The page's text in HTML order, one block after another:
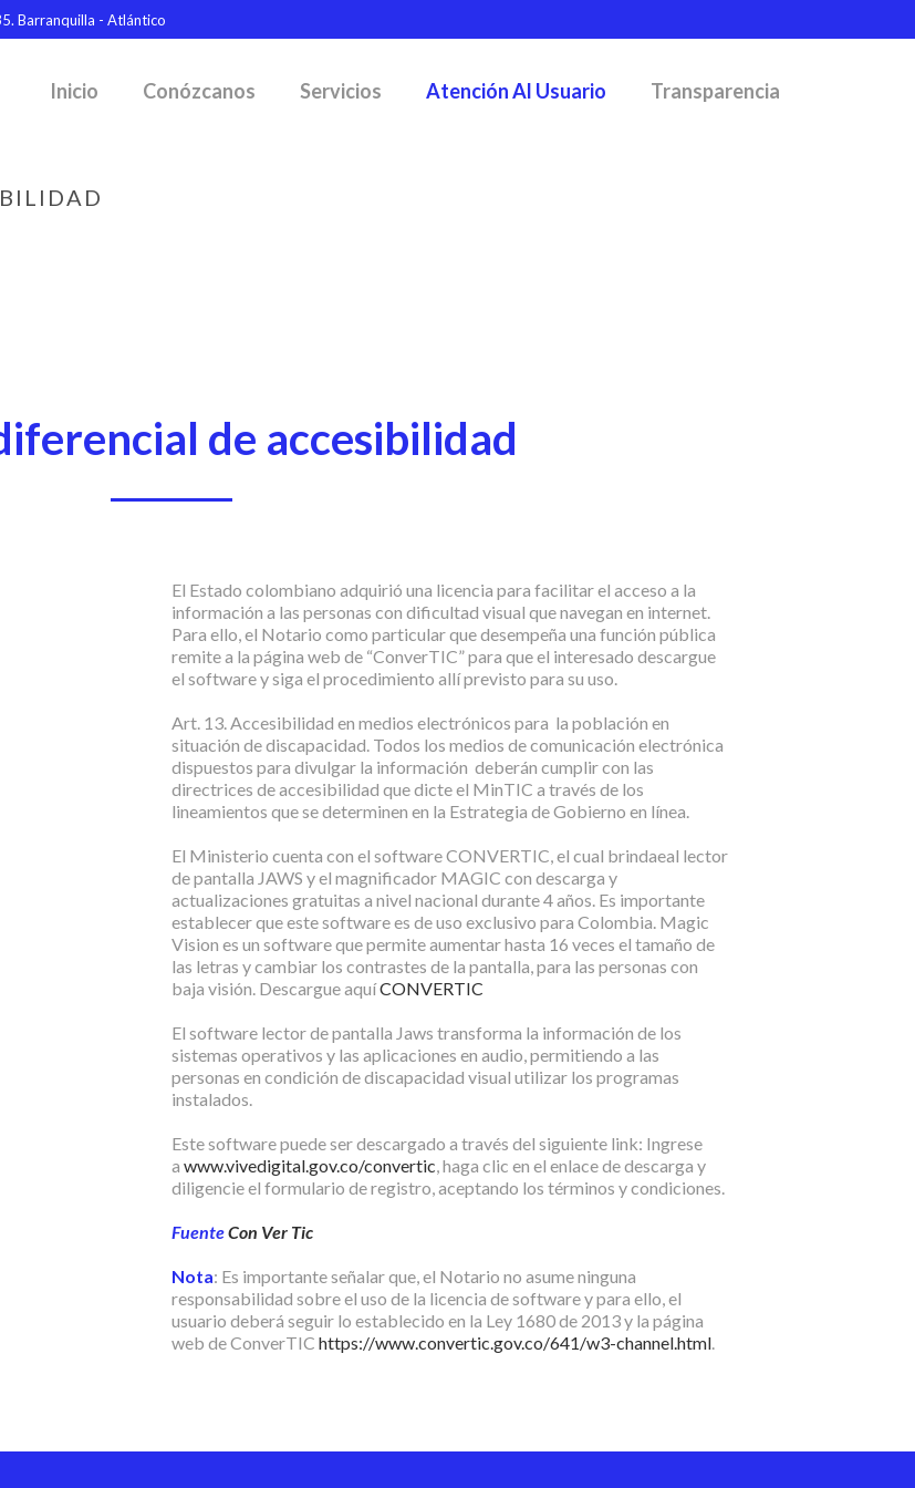
Barranquilla - Atlántico
Inicio Conózcanos Servicios Atención Al Usuario Transparencia
de accesibilidad
El Estado colombiano adquirió una licencia para facilitar el acceso a la
información a las personas con dificultad visual que navegan en internet.
Para ello, el Notario como particular que desempeña una función pública
remite a la página web de “ConverTIC” para que el interesado descargue
el software y siga el procedimiento allí previsto para su uso.
Art. 13. Accesibilidad en medios electrónicos para la población en
situación de discapacidad. Todos los medios de comunicación electrónica
dispuestos para divulgar la información deberán cumplir con las
directrices de accesibilidad que dicte el MinTIC a través de los
lineamientos que se determinen en la Estrategia de Gobierno en línea.
El Ministerio cuenta con el software CONVERTIC, el cual brindaeal lector
de pantalla JAWS y el magnificador MAGIC con descarga y
actualizaciones gratuitas a nivel nacional durante 4 años. Es importante
establecer que este software es de uso exclusivo para Colombia. Magic
Vision es un software que permite aumentar hasta 16 veces el tamaño de
las letras y cambiar los contrastes de la pantalla, para las personas con
baja visión. Descargue aquíCONVERTIC
El software lector de pantalla Jaws transforma la información de los
sistemas operativos y las aplicaciones en audio, permitiendo a las
personas en condición de discapacidad visual utilizar los programas
instalados.
Este software puede ser descargado a través del siguiente link: Ingrese
a www.vivedigital.gov.co/convertic, haga clic en el enlace de descarga y
diligencie el formulario de registro, aceptando los términos y condiciones.
FuenteCon Ver Tic
Nota: Es importante señalar que, el Notario no asume ninguna
responsabilidad sobre el uso de la licencia de software y para ello, el
usuario deberá seguir lo establecido en la Ley 1680 de 2013 y la página
web de ConverTIC https://www.convertic.gov.co/641/w3-channel.html.